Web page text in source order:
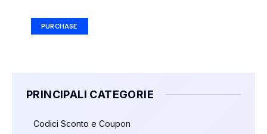
PURCHASE
PRINCIPALI CATEGORIE
Codici Sconto e Coupon